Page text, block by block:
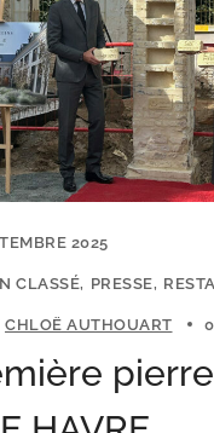
2025
CLASSÉ PRESSE
CHLOË AUTHOUART